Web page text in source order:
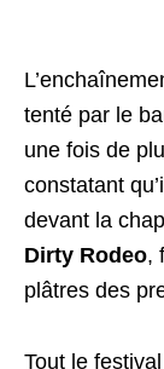
tenté par le
une fois de
constatant
devant la
Dirty Rodeo,
plâtres des
Tout le